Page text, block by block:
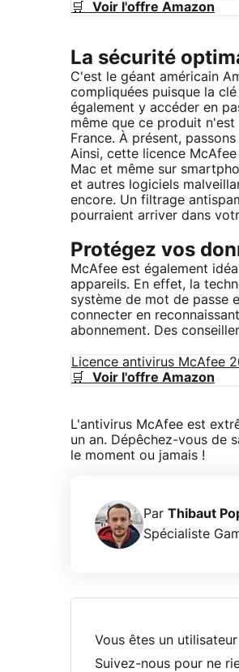
🛒 Voir l'offre Amazon
La sécurité
C'est le géant américain
compliquées puisque la
également y accéder en
même que ce produit
France. À présent,
Ainsi, cette licence
Mac et même sur
et autres logiciels
encore. Un filtrage
pourraient arriver dans
Protégez vos
McAfee est également
appareils. En effet, la
système de mot de passe
connecter en
abonnement. Des
Licence antivirus McAfee
🛒 Voir l'offre Amazon
L'antivirus McAfee est
un an. Dépêchez-vous de
le moment ou jamais !
Par Thibaut
Spécialiste
Vous êtes un
Suivez-nous pour ne